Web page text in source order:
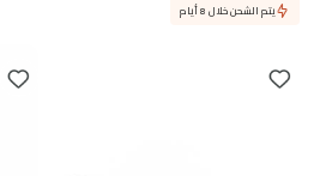
يتم الشحن خلال 8 أيام